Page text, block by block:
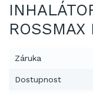
Záruka
Dostupnost